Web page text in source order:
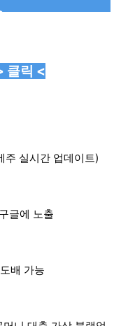
클릭 <
주 실시간 업데이트)
글에 노출
배 가능